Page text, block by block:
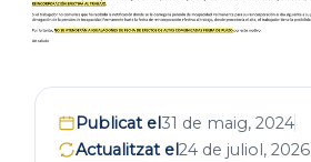
Publicat el31 de maig, 2024
Actualitzat el24 de juliol, 2026